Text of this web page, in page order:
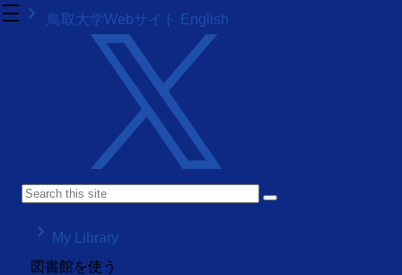
density_medium keyboard_arrow_right 鳥取大学Webサイト English
keyboard_arrow_right
My Library
図書館を使う